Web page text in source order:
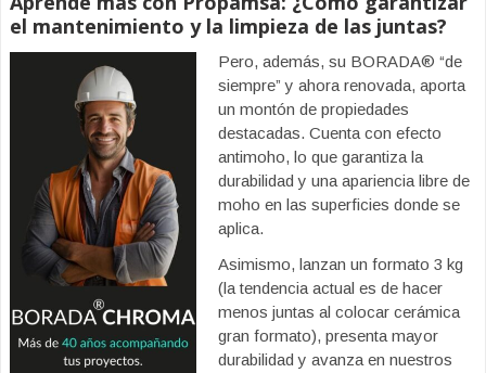
el mantenimiento y la limpieza de las juntas?
Pero, además, su BORADA® “de
siempre” y ahora renovada, aporta
un montón de propiedades
destacadas. Cuenta con efecto
antimoho, lo que garantiza la
durabilidad y una apariencia libre de
moho en las superficies donde se
aplica.
Asimismo, lanzan un formato 3 kg
(la tendencia actual es de hacer
menos juntas al colocar cerámica
gran formato), presenta mayor
durabilidad y avanza en nuestros